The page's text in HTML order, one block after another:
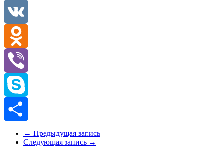
Telegram
VK
Odnoklassniki
Viber
Skype
Отправить
← Предыдущая запись
Следующая запись →